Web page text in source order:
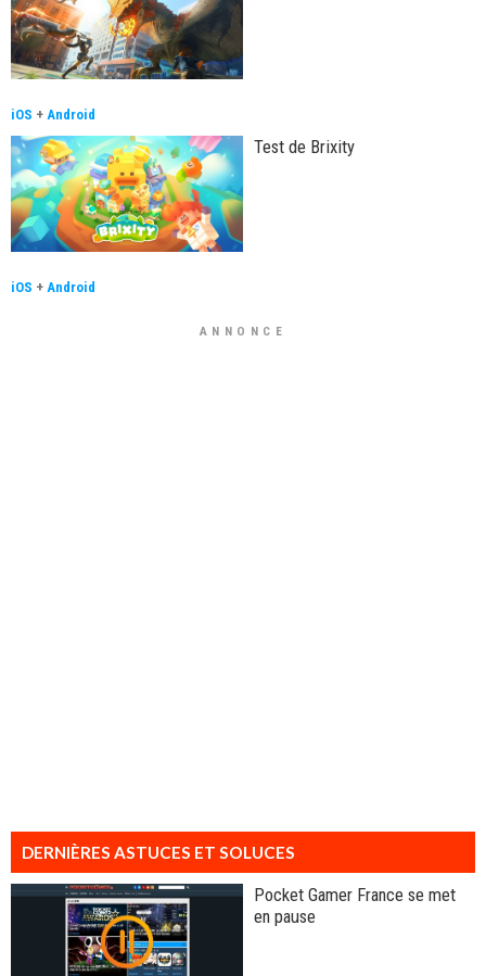
iOS + Android
Test de Brixity
iOS + Android
ANNONCE
DERNIÈRES ASTUCES ET SOLUCES
Pocket Gamer France se met
en pause